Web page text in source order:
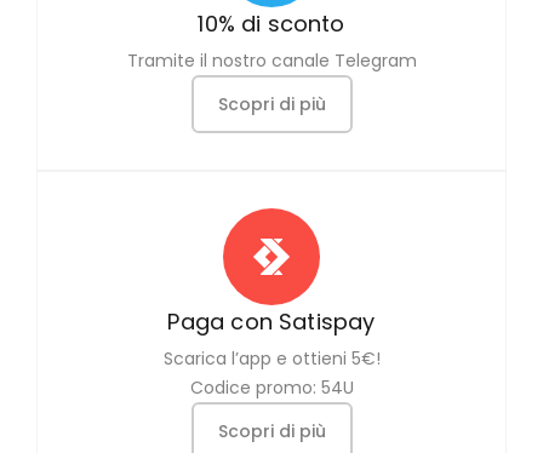
10% di sconto
Tramite il nostro canale Telegram
Scopri di più
Paga con Satispay
Scarica l’app e ottieni 5€!
Codice promo: 54U
Scopri di più